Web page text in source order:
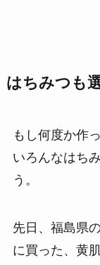
はちみつも
もし何度か作
いろんなはち
う。
先日、福島県
に買った、黄